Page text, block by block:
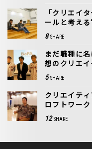
「クリエイ
ールと考え
ター”［1］
8 SHARE
まだ職種に
想のクリエイ
5 SHARE
クリエイテ
ロフトワー
術。
12 SHARE